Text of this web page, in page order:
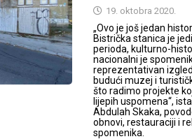
19. oktobra 2020.
„Ovo je još jedan
Bistrička stanica je
perioda, kulturno-
nacionalni je
reprezentativan
budući muzej i
što radimo projekte
lijepih uspomena“,
Abdulah Skaka,
obnovi, restauraciji i
spomenika.